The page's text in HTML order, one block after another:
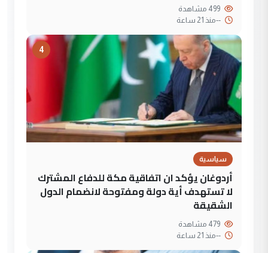
--منذ 21 ساعة
4
سياسية
أردوغان يؤكد ان اتفاقية مكة للدفاع المشترك
لا تستهدف أية دولة ومفتوحة لانضمام الدول
الشقيقة
--منذ 21 ساعة